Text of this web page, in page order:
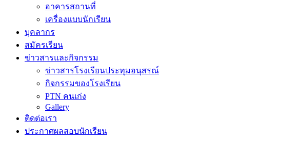
อาคารสถานที่
เครื่องแบบนักเรียน
บุคลากร
สมัครเรียน
ข่าวสารและกิจกรรม
ข่าวสารโรงเรียนประทุมอนุสรณ์
กิจกรรมของโรงเรียน
PTN คนเก่ง
Gallery
ติดต่อเรา
ประกาศผลสอบนักเรียน